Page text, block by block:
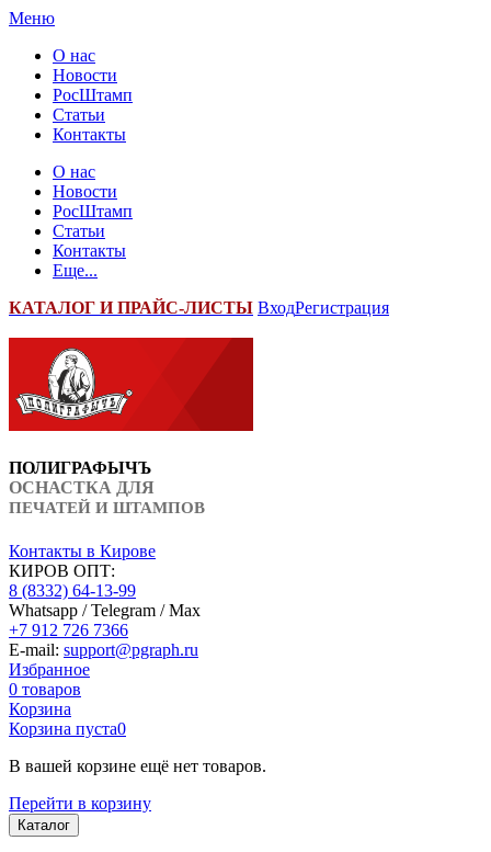
Меню
О нас
Новости
РосШтамп
Статьи
Контакты
О нас
Новости
РосШтамп
Статьи
Контакты
Еще...
КАТАЛОГ И ПРАЙС-ЛИСТЫ ВходРегистрация
ПОЛИГРАФЫЧЪ
ОСНАСТКА ДЛЯ
ПЕЧАТЕЙ И ШТАМПОВ
Контакты в Кирове
КИРОВ ОПТ:
8 (8332) 64-13-99
Whatsapp / Telegram / Max
+7 912 726 7366
E-mail: support@pgraph.ru
Избранное
0 товаров
Корзина
Корзина пуста0
В вашей корзине ещё нет товаров.
Перейти в корзину
Каталог